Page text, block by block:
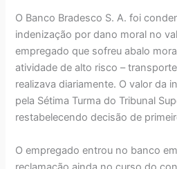
O Banco Bradesco S. A. foi
indenização por dano moral no
empregado que sofreu abalo
atividade de alto risco –
realizava diariamente. O valor da
pela Sétima Turma do Tribunal
restabelecendo decisão de
O empregado entrou no banco